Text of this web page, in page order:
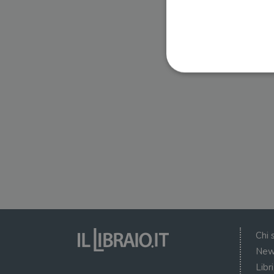
Chi
I cookie strettamente
wordpress_sec_[hash]
CookieScriptConsent